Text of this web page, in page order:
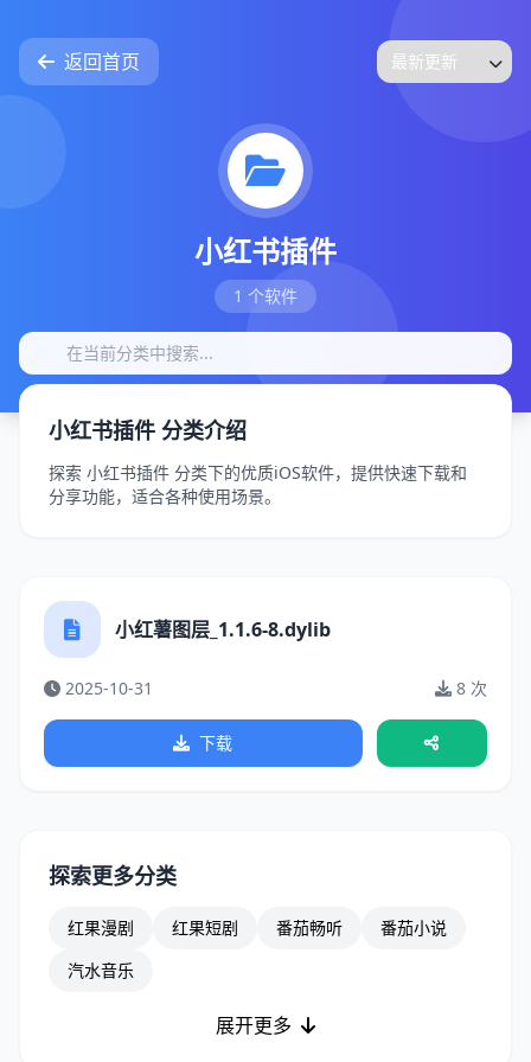
返回首页
小红书插件
1 个软件
小红书插件 分类介绍
探索 小红书插件 分类下的优质iOS软件，提供快速下载和
分享功能，适合各种使用场景。
小红薯图层_1.1.6-8.dylib
2025-10-31 8 次
下载
探索更多分类
红果漫剧 红果短剧 番茄畅听
番茄小说
汽水音乐
展开更多